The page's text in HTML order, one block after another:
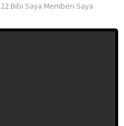
Bibi Saya Memberi Saya